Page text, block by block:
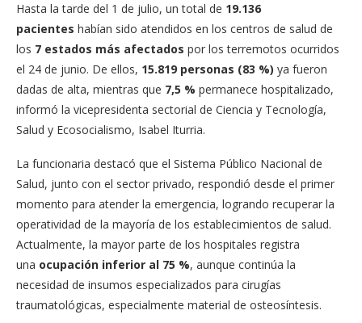
Hasta la tarde del 1 de julio, un total de 19.136
pacientes habían sido atendidos en los centros de salud de
los 7 estados más afectados por los terremotos ocurridos
el 24 de junio. De ellos, 15.819 personas (83 %) ya fueron
dadas de alta, mientras que 7,5 % permanece hospitalizado,
informó la vicepresidenta sectorial de Ciencia y Tecnología,
Salud y Ecosocialismo, Isabel Iturria.
La funcionaria destacó que el Sistema Público Nacional de
Salud, junto con el sector privado, respondió desde el primer
momento para atender la emergencia, logrando recuperar la
operatividad de la mayoría de los establecimientos de salud.
Actualmente, la mayor parte de los hospitales registra
una ocupación inferior al 75 %, aunque continúa la
necesidad de insumos especializados para cirugías
traumatológicas, especialmente material de osteosíntesis.